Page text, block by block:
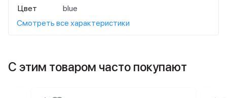
Цвет
blue
Смотреть все характеристики
С этим товаром часто покупают